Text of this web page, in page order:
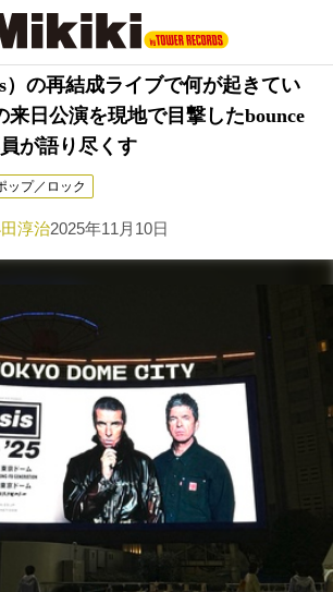
）の再結成ライブで何が起きてい
日公演を現地で目撃したbounce
が語り尽くす
ップ／ロック
淳治2025年11月10日